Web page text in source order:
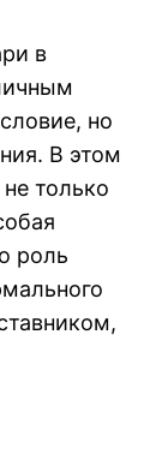
в
но
В этом
только
роль